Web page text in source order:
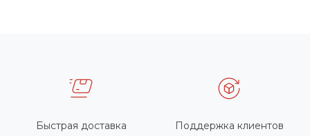
Быстрая доставка Поддержка клиентов